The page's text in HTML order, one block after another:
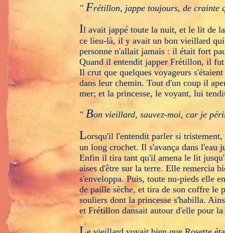
" Frétillon, jappe toujours, de crainte
Il avait jappé toute la nuit, et le lit de
ce lieu-là, il y avait un bon vieillard
personne n'allait jamais : il était fort
Quand il entendit japper Frétillon, il fut
Il crut que quelques voyageurs
dans leur chemin. Tout d'un coup il
mer; et la princesse, le voyant, lui
" Bon vieillard, sauvez-moi, car je
Lorsqu'il l'entendit parler si
un long crochet. Il s'avança dans l'eau
Enfin il tira tant qu'il amena le lit
aises d'être sur la terre. Elle remercia
s'enveloppa. Puis, toute nu-pieds elle
de paille sèche, et tira de son coffre le
souliers dont la princesse s'habilla.
et Frétillon dansait autour d'elle pour